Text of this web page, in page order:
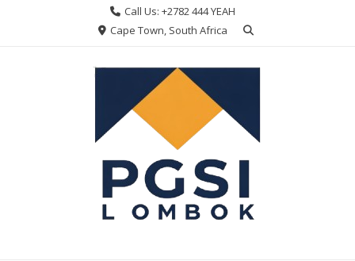
Call Us: +2782 444 YEAH
Cape Town, South Africa